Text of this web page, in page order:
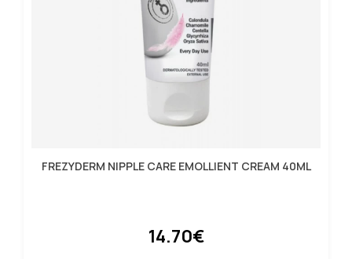
FREZYDERM NIPPLE CARE EMOLLIENT CREAM 40ML
14.70€